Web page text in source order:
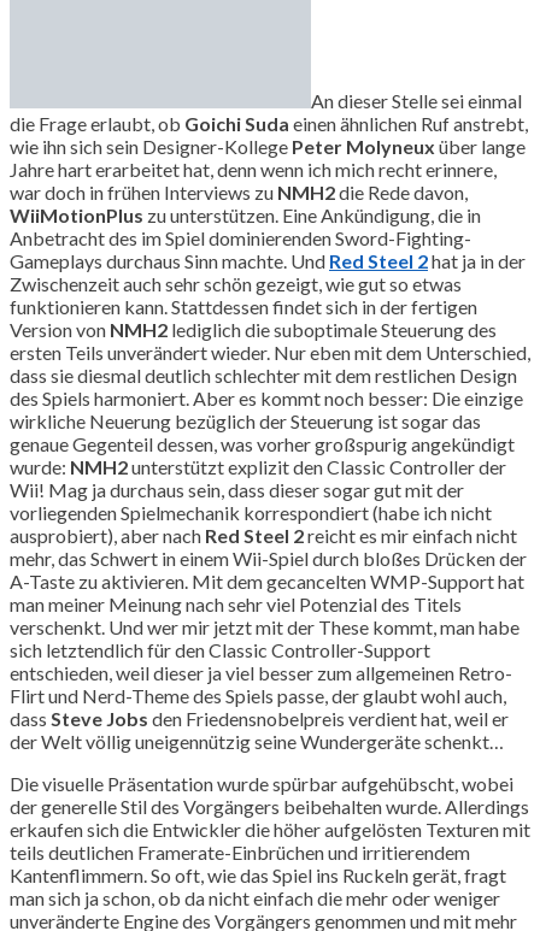
An dieser Stelle sei einmal
die Frage erlaubt, ob Goichi Suda einen ähnlichen Ruf anstrebt,
wie ihn sich sein Designer-Kollege Peter Molyneux über lange
Jahre hart erarbeitet hat, denn wenn ich mich recht erinnere,
war doch in frühen Interviews zu NMH2die Rede davon,
WiiMotionPlus zu unterstützen. Eine Ankündigung, die in
Anbetracht des im Spiel dominierenden Sword-Fighting-
Gameplays durchaus Sinn machte. Und Red Steel 2hat ja in der
Zwischenzeit auch sehr schön gezeigt, wie gut so etwas
funktionieren kann. Stattdessen findet sich in der fertigen
Version von NMH2 lediglich die suboptimale Steuerung des
ersten Teils unverändert wieder. Nur eben mit dem Unterschied,
dass sie diesmal deutlich schlechter mit dem restlichen Design
des Spiels harmoniert. Aber es kommt noch besser: Die einzige
wirkliche Neuerung bezüglich der Steuerung ist sogar das
genaue Gegenteil dessen, was vorher großspurig angekündigt
wurde: NMH2unterstützt explizit den Classic Controller der
Wii! Mag ja durchaus sein, dass dieser sogar gut mit der
vorliegenden Spielmechanik korrespondiert (habe ich nicht
ausprobiert), aber nach Red Steel 2reicht es mir einfach nicht
mehr, das Schwert in einem Wii-Spiel durch bloßes Drücken der
A-Taste zu aktivieren. Mit dem gecancelten WMP-Support hat
man meiner Meinung nach sehr viel Potenzial des Titels
verschenkt. Und wer mir jetzt mit der These kommt, man habe
sich letztendlich für den Classic Controller-Support
entschieden, weil dieser ja viel besser zum allgemeinen Retro-
Flirt und Nerd-Theme des Spiels passe, der glaubt wohl auch,
dass Steve Jobs den Friedensnobelpreis verdient hat, weil er
der Welt völlig uneigennützig seine Wundergeräte schenkt…
Die visuelle Präsentation wurde spürbar aufgehübscht, wobei
der generelle Stil des Vorgängers beibehalten wurde. Allerdings
erkaufen sich die Entwickler die höher aufgelösten Texturen mit
teils deutlichen Framerate-Einbrüchen und irritierendem
Kantenflimmern. So oft, wie das Spiel ins Ruckeln gerät, fragt
man sich ja schon, ob da nicht einfach die mehr oder weniger
unveränderte Engine des Vorgängers genommen und mit mehr